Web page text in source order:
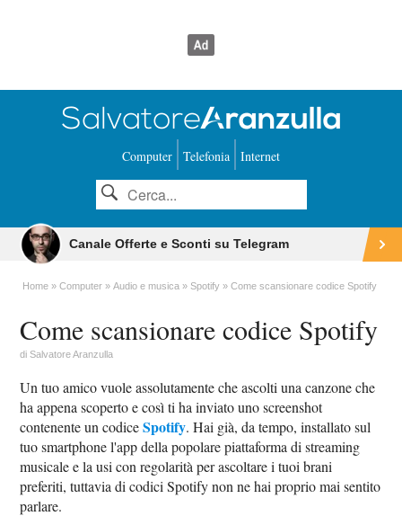
Computer Telefonia Internet
Canale Offerte e Sconti su Telegram
Home Computer Audio e musica Spotify Come scansionare codice Spotify
Come scansionare codice Spotify
diSalvatore Aranzulla
Un tuo amico vuole assolutamente che ascolti una canzone che
ha appena scoperto e così ti ha inviato uno screenshot
contenente un codiceSpotify. Hai già, da tempo, installato sul
tuo smartphone l'app della popolare piattaforma di streaming
musicale e la usi con regolarità per ascoltare i tuoi brani
preferiti, tuttavia di codici Spotify non ne hai proprio mai sentito
parlare.